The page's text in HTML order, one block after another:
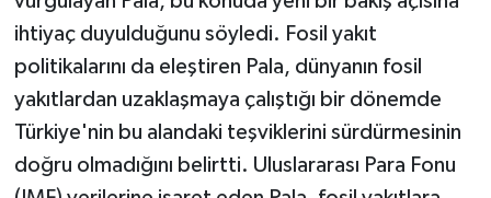
ihtiyaç duyulduğunu söyledi. Fosil yakıt
politikalarını da eleştiren Pala, dünyanın fosil
yakıtlardan uzaklaşmaya çalıştığı bir dönemde
Türkiye'nin bu alandaki teşviklerini sürdürmesinin
doğru olmadığını belirtti. Uluslararası Para Fonu